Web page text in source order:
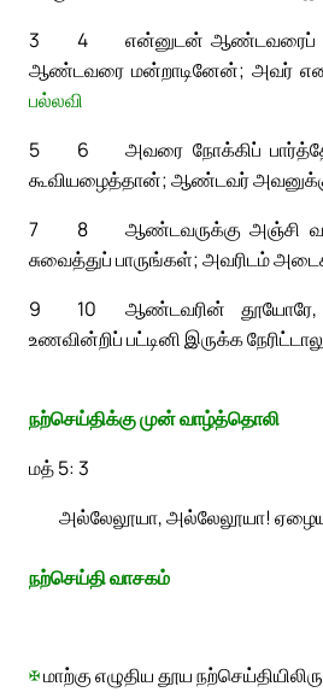
3
என்னுடன் ஆண்டவரைப்
4
ஆண்டவரை மன்றாடினேன்; அவர்
பல்லவி
5
அவரை நோக்கிப்
6
கூவியழைத்தான்; ஆண்டவர்
7
ஆண்டவருக்கு அஞ்சி
8
சுவைத்துப் பாருங்கள்; அவரிடம்
9
ஆண்டவரின் தூயோரே,
10
உணவின்றிப் பட்டினி இருக்க
நற்செய்திக்கு முன் வாழ்த்தொலி
மத் 5: 3
அல்லேலூயா, அல்லேலூயா!
நற்செய்தி வாசகம்
✠மாற்கு எழுதிய தூய